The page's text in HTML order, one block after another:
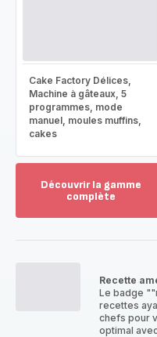
Cake Factory Délices,
Machine à gâteaux, 5
programmes, mode
manuel, moules muffins,
cakes
Découvrir la gamme
complète
Recette
Le badge
recettes
chefs pour
optimal